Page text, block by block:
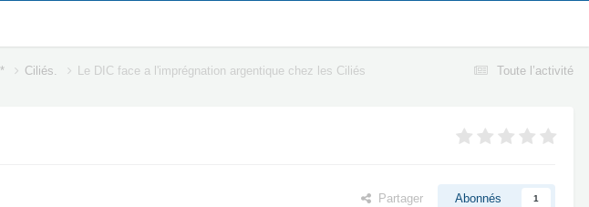
Toute l’activité
Ciliés. Le DIC face a l'imprégnation argentique chez les Ciliés
Partager Abonnés 1